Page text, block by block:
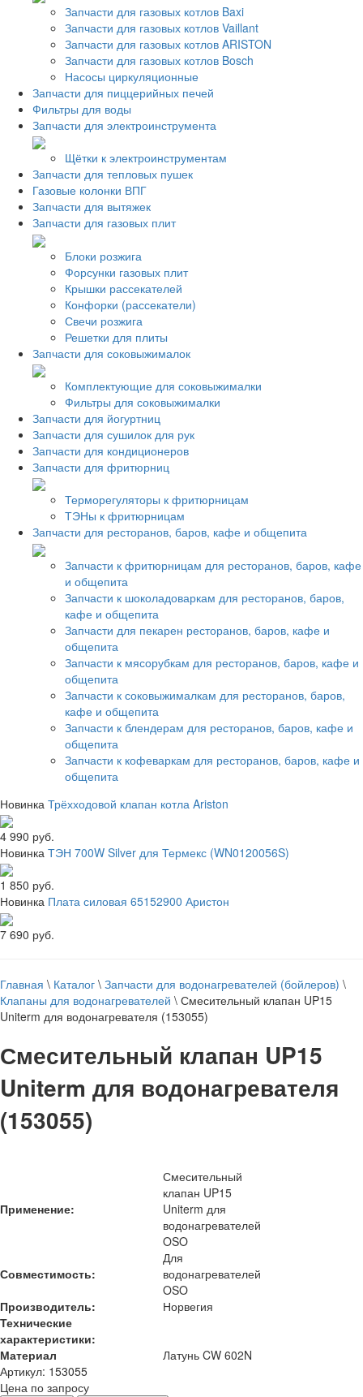
Запчасти для газовых котлов Baxi
Запчасти для газовых котлов Vaillant
Запчасти для газовых котлов ARISTON
Запчасти для газовых котлов Bosch
Насосы циркуляционные
Запчасти для пиццерийных печей
Фильтры для воды
Запчасти для электроинструмента
Щётки к электроинструментам
Запчасти для тепловых пушек
Газовые колонки ВПГ
Запчасти для вытяжек
Запчасти для газовых плит
Блоки розжига
Форсунки газовых плит
Крышки рассекателей
Конфорки (рассекатели)
Свечи розжига
Решетки для плиты
Запчасти для соковыжималок
Комплектующие для соковыжималки
Фильтры для соковыжималки
Запчасти для йогуртниц
Запчасти для сушилок для рук
Запчасти для кондиционеров
Запчасти для фритюрниц
Терморегуляторы к фритюрницам
ТЭНы к фритюрницам
Запчасти для ресторанов, баров, кафе и общепита
Запчасти к фритюрницам для ресторанов, баров, кафе
и общепита
Запчасти к шоколадоваркам для ресторанов, баров,
кафе и общепита
Запчасти для пекарен ресторанов, баров, кафе и
общепита
Запчасти к мясорубкам для ресторанов, баров, кафе и
общепита
Запчасти к соковыжималкам для ресторанов, баров,
кафе и общепита
Запчасти к блендерам для ресторанов, баров, кафе и
общепита
Запчасти к кофеваркам для ресторанов, баров, кафе и
общепита
Новинка Трёхходовой клапан котла Ariston
4 990 руб.
Новинка ТЭН 700W Silver для Термекс (WN0120056S)
1 850 руб.
Новинка Плата силовая 65152900 Аристон
7 690 руб.
Главная \ Каталог \ Запчасти для водонагревателей (бойлеров) \
Клапаны для водонагревателей \ Смесительный клапан UP15
Uniterm для водонагревателя (153055)
Смесительный клапан UP15
Uniterm для водонагревателя
(153055)
Применение:
Смесительный
клапан UP15
Uniterm для
водонагревателей
OSO
Совместимость:
Для
водонагревателей
OSO
Производитель:
Норвегия
Технические
характеристики:
Материал
Латунь CW 602N
Артикул: 153055
Цена по запросу